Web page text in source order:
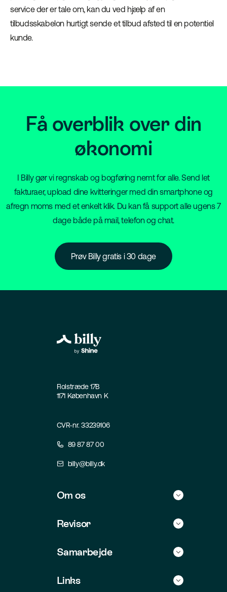
service der er tale om, kan du ved hjælp af en
tilbudsskabelon hurtigt sende et tilbud afsted til en potentiel
kunde.
Få overblik over din
økonomi
I Billy gør vi regnskab og bogføring nemt for alle. Send let
fakturaer, upload dine kvitteringer med din smartphone og
afregn moms med et enkelt klik. Du kan få support alle ugens 7
dage både på mail, telefon og chat.
Prøv Billy gratis i 30 dage
Fiolstræde 17B
1171 København K
CVR-nr. 33239106
89 87 87 00
billy@billy.dk
Om os
Jobs
Revisor
Samarbejde
Links